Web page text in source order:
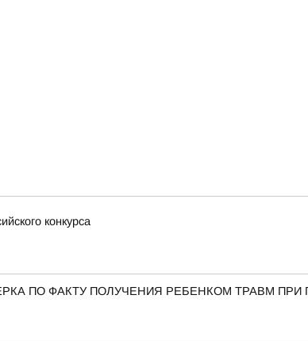
конкурса
ПО ФАКТУ ПОЛУЧЕНИЯ РЕБЕНКОМ ТРАВМ ПРИ